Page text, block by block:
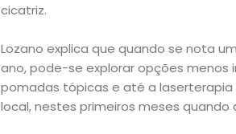
Academia
Beleza
cicatriz.
Lozano explica que quando se nota
ano, pode-se explorar opções menos
pomadas tópicas e até a
local, nestes primeiros meses quando